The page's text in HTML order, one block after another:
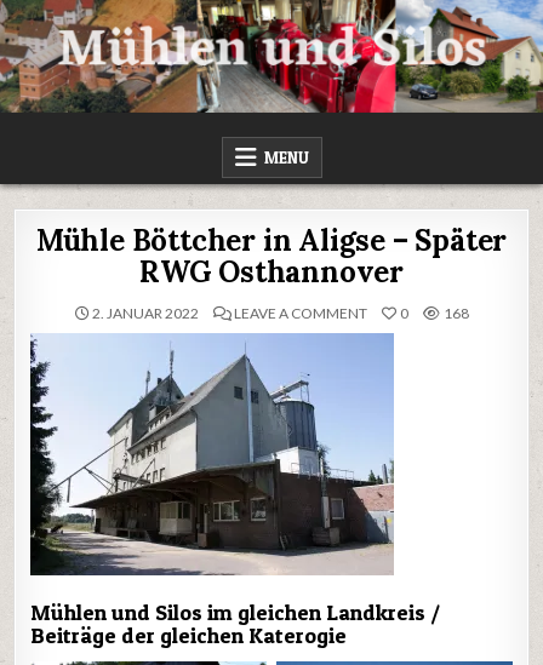
Skip
to
content
MÜHLEN UND SILOS
MENU
Mühle Böttcher in Aligse – Später
RWG Osthannover
2. JANUAR 2022 LEAVE A COMMENTON
0 168
Mühlen und Silos im gleichen Landkreis /
Beiträge der gleichen Katerogie